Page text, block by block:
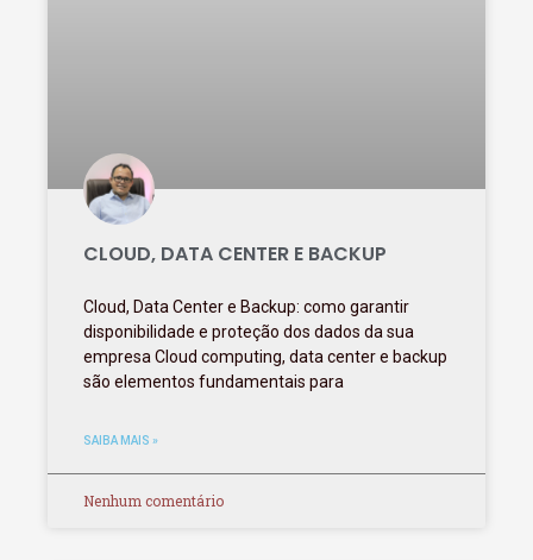
CLOUD, DATA CENTER E BACKUP
Cloud, Data Center e Backup: como garantir
disponibilidade e proteção dos dados da sua
empresa Cloud computing, data center e backup
são elementos fundamentais para
SAIBA MAIS »
Nenhum comentário